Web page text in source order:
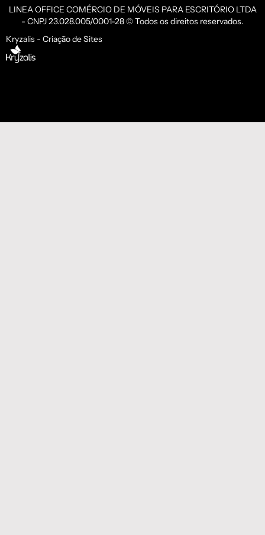
LINEA OFFICE COMÉRCIO DE MÓVEIS PARA ESCRITÓRIO LTDA
- CNPJ 23.028.005/0001-28 © Todos os direitos reservados.
Kryzalis - Criação de Sites